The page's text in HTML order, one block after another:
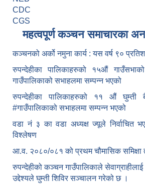
CDC
CGS
महत्वपूर्ण कञ्चन समाचारका
कञ्चनको अर्को नमुना कार्य : यस वर्ष ९०
रुपन्देहीका पालिकाहरुको १५औं
गाउँपालिकाको सभाहलमा सम्पन्न भएको
रुपन्देहीका पालिकाहरुको ११ औं
#गाउँपालिकाको सभाहलमा सम्पन्न भएको
वडा नं ३ का वडा अध्यक्ष ज्यूले निर्वाचित
विश्लेषण
आ.व. २०८०/०८१ को प्रथम चौमासिक समिक्षा
रुपन्देहीको कञ्चन गाउँपालिकाले
उद्देश्यले घुम्ती शिविर सञ्चालन गरेको छ ।